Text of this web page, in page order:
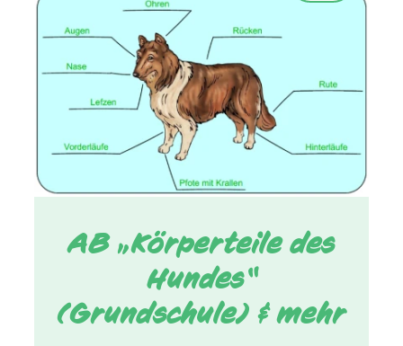
AB „Körperteile des
Hundes“
(Grundschule) & mehr